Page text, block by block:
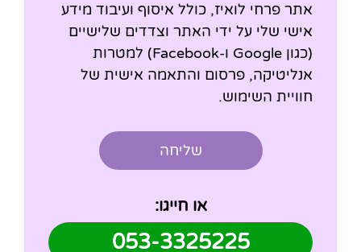
אתר פרחי לואיז, כולל איסוף ועיבוד מידע
אישי שלי על ידי האתר וצדדים שלישיים
(כגון Google ו-Facebook) למטרות
אנליטיקה, פרסום והתאמה אישית של
חוויית השימוש.
שליחה
או חייגו:
053-3325225